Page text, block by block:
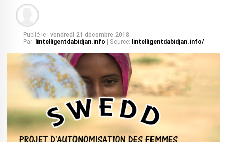
Publié le : vendredi 21 décembre 2018
Par: lintelligentdabidjan.info | Source: lintelligentdabidjan.info/